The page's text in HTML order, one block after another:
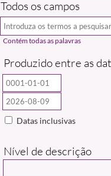
Todos os campos
Produzido entre as
Datas inclusivas
Nível de descrição